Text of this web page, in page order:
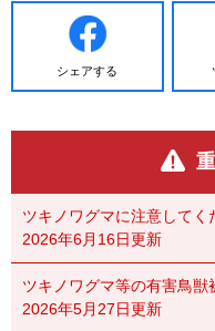
シェアする
ツキノワグマに注意してく
2026年6月16日更新
ツキノワグマ等の有害鳥
2026年5月27日更新